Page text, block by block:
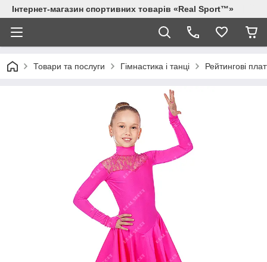
Інтернет-магазин спортивних товарів «Real Sport™»
Товари та послуги Гімнастика і танці Рейтингові